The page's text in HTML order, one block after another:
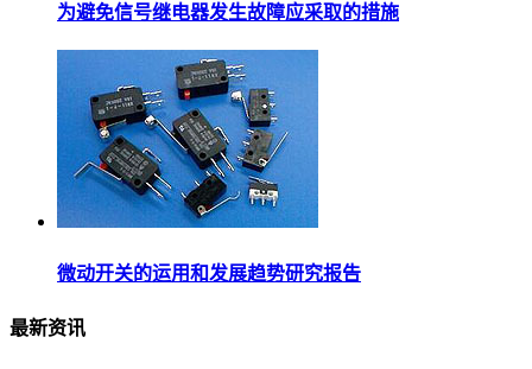
为避免信号继电器发生故障应采取的措施
微动开关的运用和发展趋势研究报告
最新资讯